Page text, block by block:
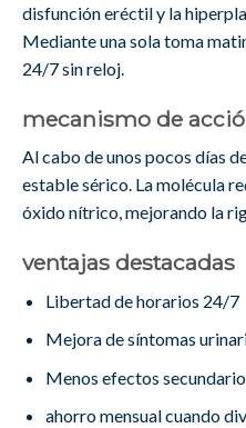
disfunción eréctil y la
Mediante una sola toma
24/7 sin reloj.
mecanismo de
Al cabo de unos pocos días
estable sérico. La molécula
óxido nítrico, mejorando la
ventajas destacadas
Libertad de horarios 24/7
Mejora de síntomas
Menos efectos
ahorro mensual cuando